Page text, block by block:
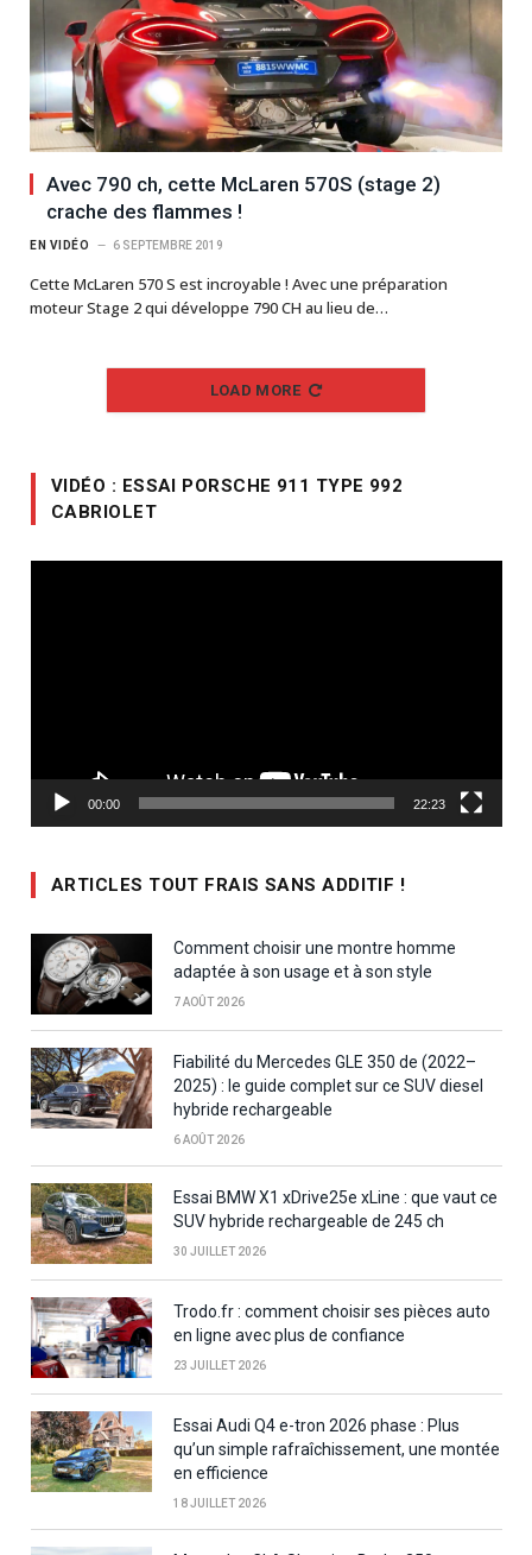
Avec 790 ch, cette McLaren 570S (stage 2)
crache des flammes !
EN VIDÉO 6 SEPTEMBRE 2019
Cette McLaren 570 S est incroyable ! Avec une préparation
moteur Stage 2 qui développe 790 CH au lieu de…
LOAD MORE
VIDÉO : ESSAI PORSCHE 911 TYPE 992
CABRIOLET
00:00 22:23
ARTICLES TOUT FRAIS SANS ADDITIF !
Comment choisir une montre homme
adaptée à son usage et à son style
7 AOÛT 2026
Fiabilité du Mercedes GLE 350 de (2022–
2025) : le guide complet sur ce SUV diesel
hybride rechargeable
6 AOÛT 2026
Essai BMW X1 xDrive25e xLine : que vaut ce
SUV hybride rechargeable de 245 ch
30 JUILLET 2026
Trodo.fr : comment choisir ses pièces auto
en ligne avec plus de confiance
23 JUILLET 2026
Essai Audi Q4 e-tron 2026 phase : Plus
qu’un simple rafraîchissement, une montée
en efficience
18 JUILLET 2026